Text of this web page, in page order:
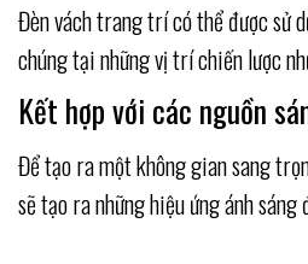
Đèn vách trang trí có thể được sử
chúng tại những vị trí chiến lược
Kết hợp với các nguồn
Để tạo ra một không gian sang
sẽ tạo ra những hiệu ứng ánh